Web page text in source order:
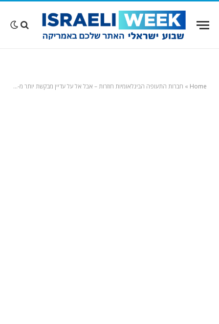
Home
» חברות התעופה הבינלאומיות חוזרות – אבל אל על עדיין מבקשת יותר מ-1600 דולר על טיסה מנתב"ג לניו יורק